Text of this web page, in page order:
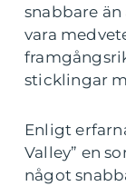
snabbare
vara
sticklingar
Enligt
Valley” en
något